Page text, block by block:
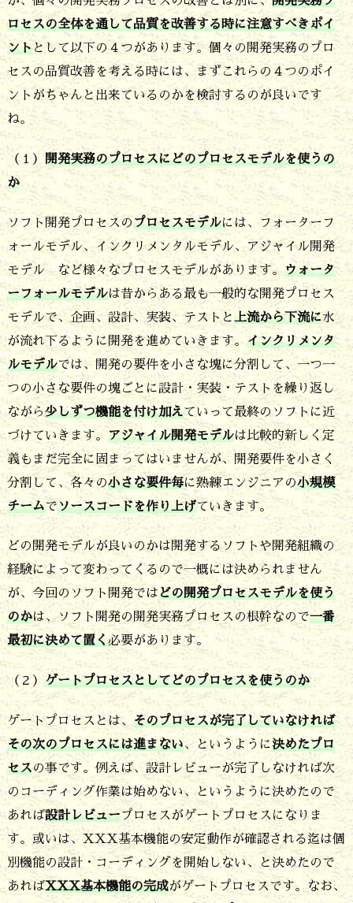
良
く
す
る
た
め
に
最
初
に
考
え
お
く
４
つ
の
ポ
イ
ン
ト
開
発
管
プ
ロ
セ
ス
の
品
質
ロセスの全体を通して品質を改善する時に注意すべきポイ
ントとして以下の４つがあります。個々の開発実務のプロ
セスの品質改善を考える時には、まずこれらの４つのポイ
ントがちゃんと出来ているのかを検討するのが良いです
ね。
（１） 開発実務のプロセスにどのプロセスモデルを使うの
か
ソフト開発プロセスのプロセスモデルには、フォーターフ
ォールモデル、インクリメンタルモデル、アジャイル開発
モデル など様々なプロセスモデルがあります。ウォータ
ーフォールモデルは昔からある最も一般的な開発プロセス
モデルで、企画、設計、実装、テストと上流から下流に水
が流れ下るように開発を進めていきます。 インクリメンタ
ルモデルでは、開発の要件を小さな塊に分割して、一つ一
つの小さな要件の塊ごとに設計・実装・テストを繰り返し
ながら少しずつ機能を付け加えていって最終のソフトに近
づけていきます。アジャイル開発モデルは比較的新しく定
義もまだ完全に固まってはいませんが、開発要件を小さく
分割して、各々の小さな要件毎に熟練エンジニアの小規模
チームでソースコードを作り上げていきます。
どの開発モデルが良いのかは開発するソフトや開発組織の
経験によって変わってくるので一概には決められません
が、今回のソフト開発ではどの開発プロセスモデルを使う
のかは、ソフト開発の開発実務プロセスの根幹なので一番
最初に決めて置く必要があります。
（２） ゲートプロセスとしてどのプロセスを使うのか
ゲートプロセスとは、 そのプロセスが完了していなければ
その次のプロセスには進まない、というように決めたプロ
セスの事です。例えば、設計レビューが完了しなければ次
のコーディング作業は始めない、というように決めたので
あれば設計レビュープロセスがゲートプロセスになりま
す。或いは、XXX基本機能の安定動作が確認される迄は個
別機能の設計・コーディングを開始しない、と決めたので
あればXXX基本機能の完成がゲートプロセスです。なお、